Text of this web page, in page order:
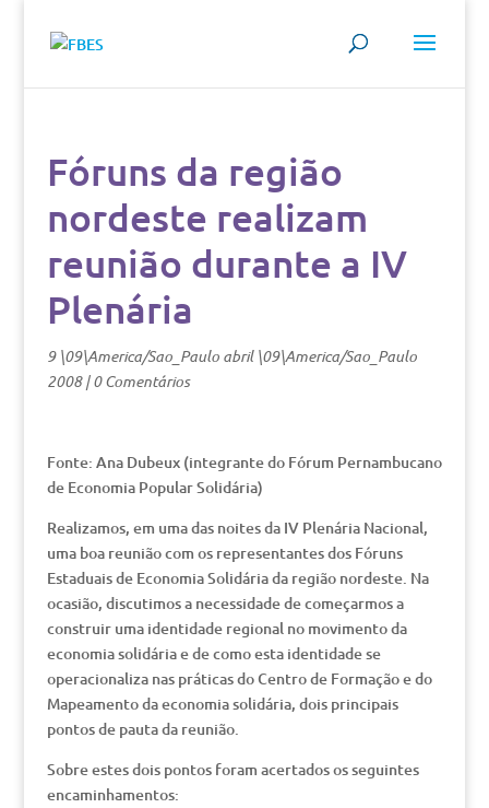
Fóruns da região
nordeste realizam
reunião durante a IV
Plenária
9 \09\America/Sao_Paulo abril \09\America/Sao_Paulo
2008|0 Comentários
Fonte: Ana Dubeux (integrante do Fórum Pernambucano
de Economia Popular Solidária)
Realizamos, em uma das noites da IV Plenária Nacional,
uma boa reunião com os representantes dos Fóruns
Estaduais de Economia Solidária da região nordeste. Na
ocasião, discutimos a necessidade de começarmos a
construir uma identidade regional no movimento da
economia solidária e de como esta identidade se
operacionaliza nas práticas do Centro de Formação e do
Mapeamento da economia solidária, dois principais
pontos de pauta da reunião.
Sobre estes dois pontos foram acertados os seguintes
encaminhamentos: